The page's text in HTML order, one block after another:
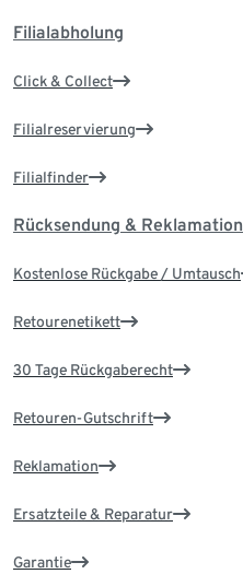
Filialabholung
Click & Collect
Filialreservierung
Filialfinder
Rücksendung & Reklamation
Kostenlose Rückgabe / Umtausch
Retourenetikett
30 Tage Rückgaberecht
Retouren-Gutschrift
Reklamation
Ersatzteile & Reparatur
Garantie